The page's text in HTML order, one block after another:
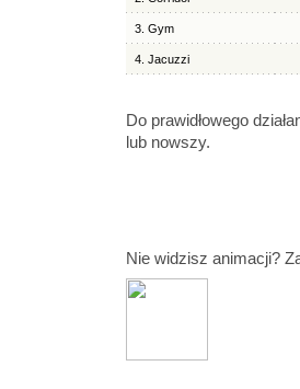
3. Gym
4. Jacuzzi
Do prawidłowego
lub nowszy.
Nie widzisz animacji?